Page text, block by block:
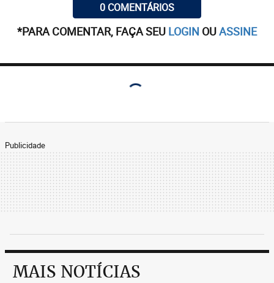
0 COMENTÁRIOS
*PARA COMENTAR, FAÇA SEU LOGIN OUASSINE
Publicidade
MAIS NOTÍCIAS